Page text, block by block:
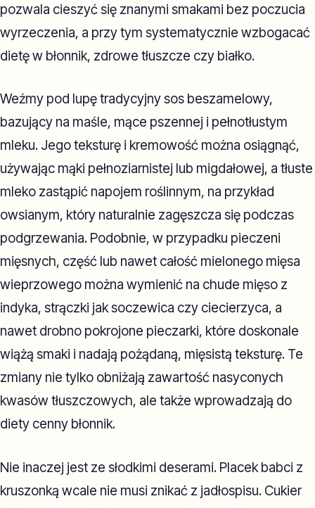
pozwala cieszyć się znanymi smakami bez poczucia
wyrzeczenia, a przy tym systematycznie wzbogacać
dietę w błonnik, zdrowe tłuszcze czy białko.
Weźmy pod lupę tradycyjny sos beszamelowy,
bazujący na maśle, mące pszennej i pełnotłustym
mleku. Jego teksturę i kremowość można osiągnąć,
używając mąki pełnoziarnistej lub migdałowej, a tłuste
mleko zastąpić napojem roślinnym, na przykład
owsianym, który naturalnie zagęszcza się podczas
podgrzewania. Podobnie, w przypadku pieczeni
mięsnych, część lub nawet całość mielonego mięsa
wieprzowego można wymienić na chude mięso z
indyka, strączki jak soczewica czy ciecierzyca, a
nawet drobno pokrojone pieczarki, które doskonale
wiążą smaki i nadają pożądaną, mięsistą teksturę. Te
zmiany nie tylko obniżają zawartość nasyconych
kwasów tłuszczowych, ale także wprowadzają do
diety cenny błonnik.
Nie inaczej jest ze słodkimi deserami. Placek babci z
kruszonką wcale nie musi znikać z jadłospisu. Cukier